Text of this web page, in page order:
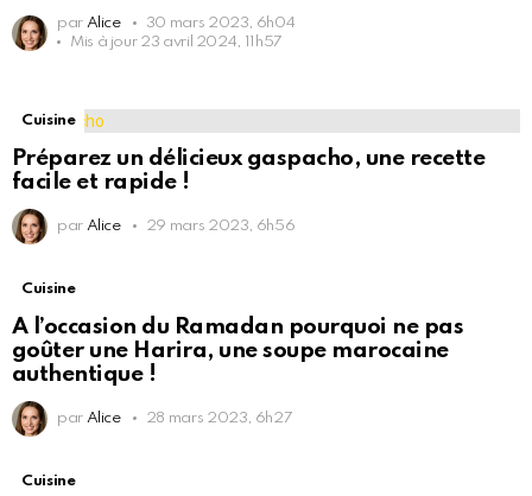
par Alice
30 mars 2023, 6h04
Mis à jour 23 avril 2024, 11h57
Cuisine
Préparez un délicieux gaspacho, une recette
facile et rapide !
par Alice 29 mars 2023, 6h56
Cuisine
A l’occasion du Ramadan pourquoi ne pas
goûter une Harira, une soupe marocaine
authentique !
par Alice 28 mars 2023, 6h27
Cuisine